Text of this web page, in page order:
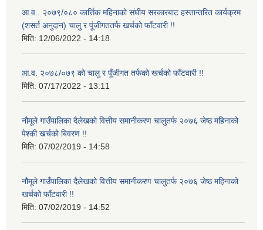
आ.व.. २०७९/०८० कार्त्तिक महिनाको संघीय सरकारबाट हस्तान्तरित कार्यक्रम
(शसर्त अनुदान) चालु र पूंजीगततर्फ खर्चको फाँटवारी !!
मिति: 12/06/2022 - 14:18
आ.व. २०७८/०७९ को चालु र पूँजीगत तर्फको खर्चको फाँटवारी !!
मिति: 07/17/2022 - 13:11
नौमूले गाउँपालिका दैलेखको वित्तीय समानीकरण चालुतर्फ २०७६ जेष्ठ महिनाको
पेश्की खर्चको बिवरण !!
मिति: 07/02/2019 - 14:58
नौमूले गाउँपालिका दैलेखको वित्तीय समानीकरण चालुतर्फ २०७६ जेष्ठ महिनाको
खर्चको फाँटवारी !!
मिति: 07/02/2019 - 14:52